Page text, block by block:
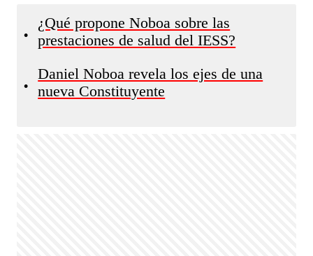
•
¿Qué propone Noboa sobre las
prestaciones de salud del IESS?
•
Daniel Noboa revela los ejes de una
nueva Constituyente